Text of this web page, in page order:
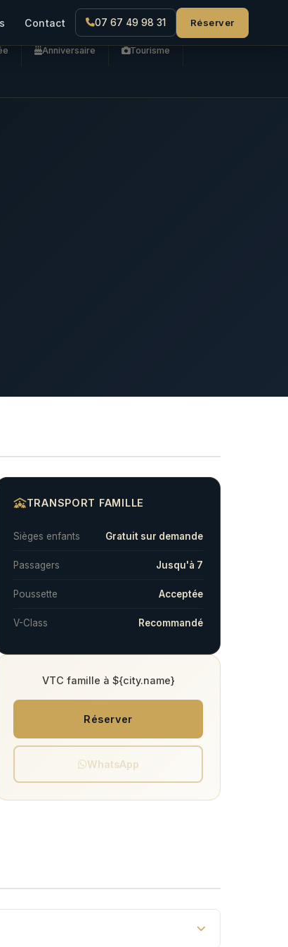
Contact 07 67 49 98 31 Réserver
Anniversaire Tourisme
TRANSPORT FAMILLE
Sièges enfants Gratuit sur demande
Passagers Jusqu'à 7
Poussette Acceptée
V-Class Recommandé
VTC famille à ${city.name}
Réserver
WhatsApp